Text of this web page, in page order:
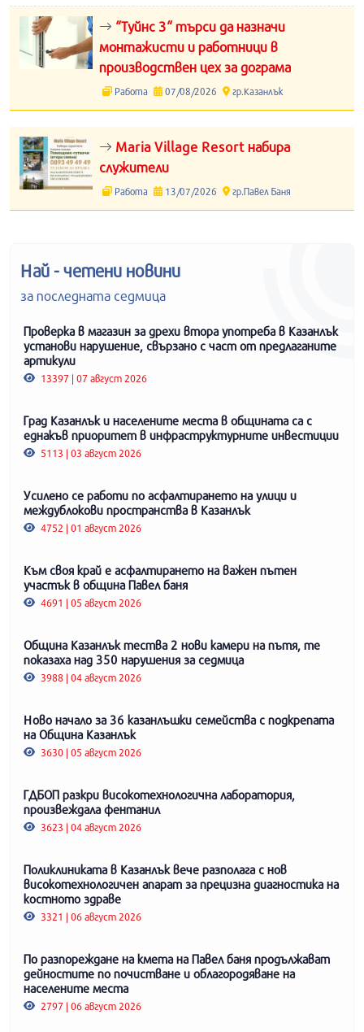
“Туйнс 3“ търси да назначи
монтажисти и работници в
производствен цех за дограма
Работа 07/08/2026 гр.Казанлък
Maria Village Resort набира
служители
Работа 13/07/2026 гр.Павел Баня
Най - четени новини
за последната седмица
Проверка в магазин за дрехи втора употреба в Казанлък
установи нарушение, свързано с част от предлаганите
артикули
13397 | 07 август 2026
Град Казанлък и населените места в общината са с
еднакъв приоритет в инфраструктурните инвестиции
5113 | 03 август 2026
Усилено се работи по асфалтирането на улици и
междублокови пространства в Казанлък
4752 | 01 август 2026
Към своя край е асфалтирането на важен пътен
участък в община Павел баня
4691 | 05 август 2026
Община Казанлък тества 2 нови камери на пътя, те
показаха над 350 нарушения за седмица
3988 | 04 август 2026
Ново начало за 36 казанлъшки семейства с подкрепата
на Община Казанлък
3630 | 05 август 2026
ГДБОП разкри високотехнологична лаборатория,
произвеждала фентанил
3623 | 04 август 2026
Поликлиниката в Казанлък вече разполага с нов
високотехнологичен апарат за прецизна диагностика на
костното здраве
3321 | 06 август 2026
По разпореждане на кмета на Павел баня продължават
дейностите по почистване и облагородяване на
населените места
2797 | 06 август 2026